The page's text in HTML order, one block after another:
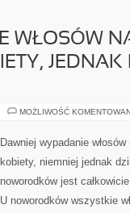
WŁOSÓW
JEDNAK
MOŻLIWOŚĆ
Dawniej wypadanie
kobiety, niemniej jednak
noworodków jest
U noworodków wszystkie